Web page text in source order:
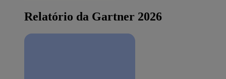
Relatório da Gartner 2026